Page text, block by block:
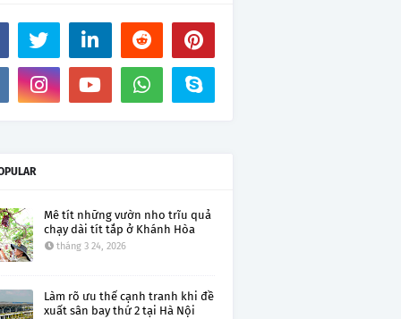
Mê tít những vườn nho trĩu quả
chạy dài tít tắp ở Khánh Hòa
tháng 3 24, 2026
Làm rõ ưu thế cạnh tranh khi đề
xuất sân bay thứ 2 tại Hà Nội